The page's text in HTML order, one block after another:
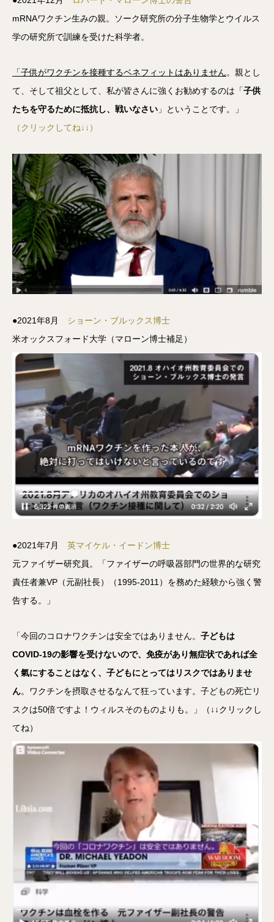
mRNAワクチン生みの親。ソーク研究所の分子生物学とウイルス
学の研究所で訓練を受けた科学者。
「子供がワクチンを接種するベネフィットはありません。親とし
て、そして祖父として、私が皆さんに強くお勧めするのは「子供
たちを守るために抵抗し、戦いなさい 」ということです。」
（クリックしてね↓↓）
●2021年8月 ショーン・ブルックス博士
米オックスフォード大学（マローン博士補足）
●2021年7月 英マイケル・イードン博士
元ファイザー研究員。「ファイザーの呼吸器部門の世界的な研究
責任者兼VP（元副社長）（1995-2011）を務めた経験から強く警
告する。」
「今回のコロナワクチンは安全ではありません。 子どもは
COVID-19の影響を受けないので、免疫があり無症状であれば全
く氣にすることはなく、子どもにとってはリスクではありませ
ん。ワクチンを摂取させるなんて狂っています。子どもの死亡リ
スクは50倍ですよ！ウィルスそのものよりも。」（↓↓クリックし
てね）